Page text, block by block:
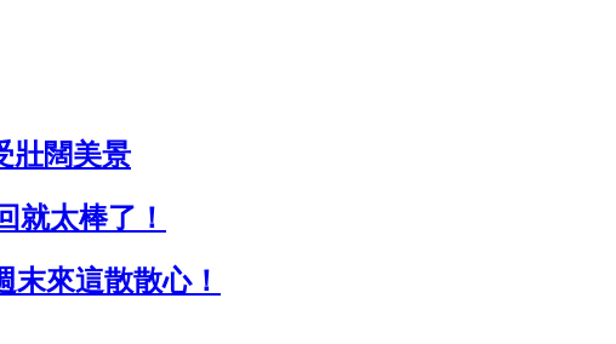
壯闊美景
就太棒了！
來這散散心！